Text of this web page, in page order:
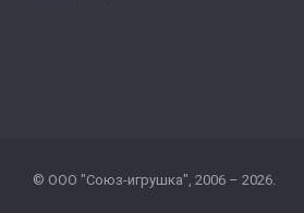
© ООО "Союз-игрушка", 2006 – 2026.